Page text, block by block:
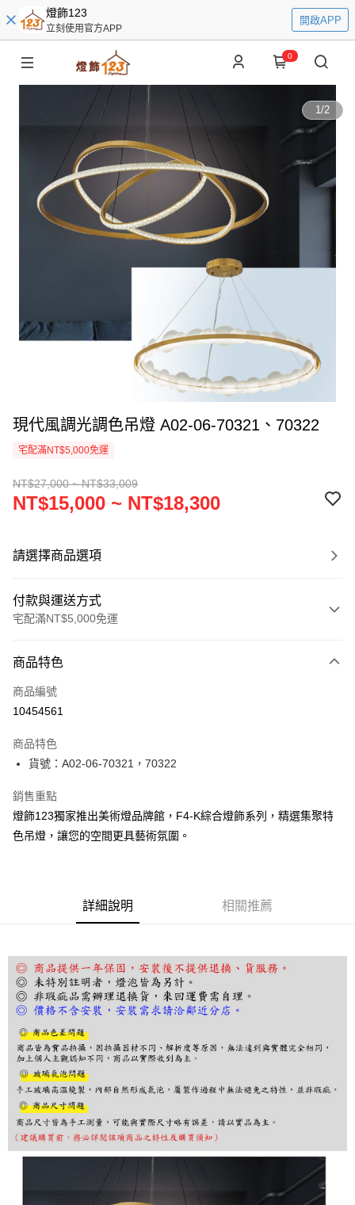
燈飾123
立刻使用官方APP
開啟APP
0
1/2
現代風調光調色吊燈 A02-06-70321、70322
宅配滿NT$5,000免運
NT$27,000 ~ NT$33,009
NT$15,000 ~ NT$18,300
請選擇商品選項
付款與運送方式
宅配滿NT$5,000免運
信用卡一次付款
LINE Pay
街口支付
悠遊付
全盈+PAY
AFTEE先享後付是「在收到商品之後才付款」的支付方式。 讓您購物簡單
３．安心：先確認商品／服務後，再付款。
【「AFTEE先享後付」結帳流程】
１．於結帳方式選擇「AFTEE先享後付」後，將跳轉至「AFTEE先享後付」
結帳頁面，進行簡訊認證並確認金額後，即可完成結帳。
２．訂單成立數日內，您將收到繳費通知簡訊。
３．收到繳費通知簡訊後14天內，點擊此簡訊中的連結，可透過四大超商／
ATM／網路銀行／等多元方式進行付款，方視為交易完成。
※ 請注意：結帳手續完成當下不需立刻繳費，但若您需要取消訂單，請聯絡
購買商品的店家。未經商家同意取消之訂單仍視為有效，需透過AFTEE先享
後付繳納相關費用。
※ 交易是否成功請以「AFTEE先享後付 」之結帳頁面顯示為準，若有關於
是否繳費成功／繳費後需取消欲退款等相關疑問，請聯繫「AFTEE先享後付
客戶支援中心」https://netprotections.freshdesk.com/support/home
１．透過由恩沛科技股份有限公司提供之「AFTEE先享後付」服務完成之交
易，需依本服務之必要範圍內提供個人資料，並將交易相關給付款項請求債
宅配
每筆NT$180，滿NT$5,000(含以上)免運費
商品特色
商品編號
10454561
商品特色
貨號：A02-06-70321，70322
銷售重點
燈飾123獨家推出美術燈品牌館，F4-K綜合燈飾系列，精選集聚特
色吊燈，讓您的空間更具藝術氛圍。
詳細說明 相關推薦